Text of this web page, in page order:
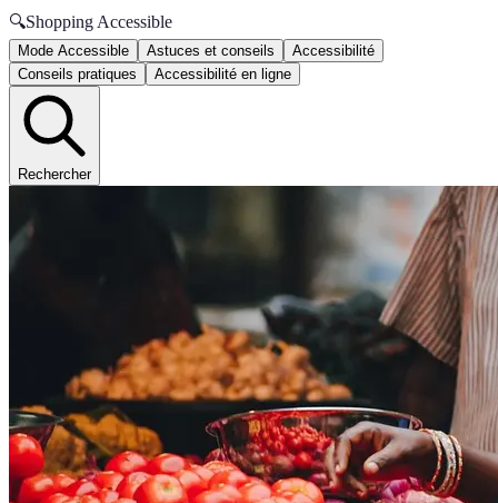
🔍Shopping Accessible
Mode Accessible Astuces et conseils
Accessibilité
Conseils pratiques
Accessibilité en ligne
Rechercher